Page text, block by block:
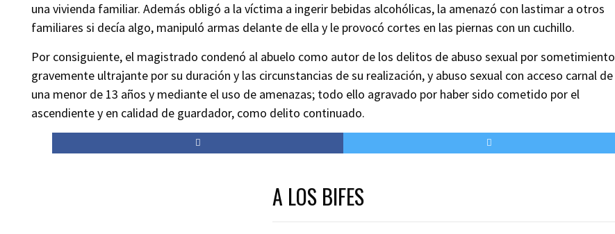
una vivienda familiar. Además obligó a la víctima a ingerir bebidas alcohólicas, la amenazó con lastimar a otros
familiares si decía algo, manipuló armas delante de ella y le provocó cortes en las piernas con un cuchillo.
Por consiguiente, el magistrado condenó al abuelo como autor de los delitos de abuso sexual por sometimiento
gravemente ultrajante por su duración y las circunstancias de su realización, y abuso sexual con acceso carnal de
una menor de 13 años y mediante el uso de amenazas; todo ello agravado por haber sido cometido por el
ascendiente y en calidad de guardador, como delito continuado.
A LOS BIFES